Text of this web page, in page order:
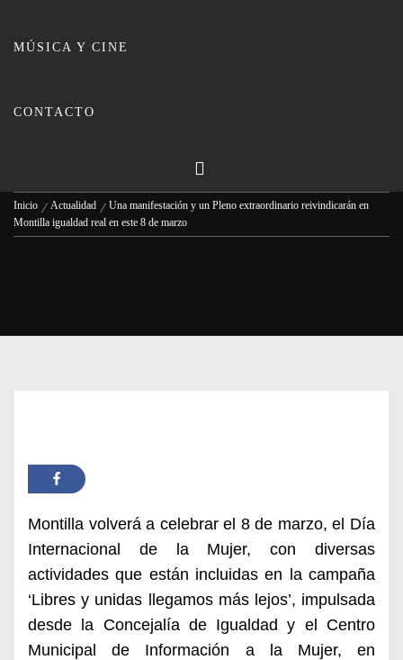
MÚSICA Y CINE
CONTACTO
Una manifestación y un Pleno
marzo
Carmina Leiva
Inicio Actualidad
Una manifestación y un Pleno extraordinario reivindicarán en
Montilla igualdad real en este 8 de marzo
Montilla volverá a celebrarel 8 de marzo, el Día
Internacional de la Mujer, con diversas
actividades que están incluidas en la campaña
‘Libres y unidas llegamos más lejos’, impulsada
desde la Concejalía de Igualdad y el Centro
Municipal de Información a la Mujer, en